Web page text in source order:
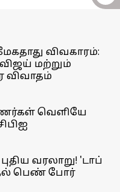
விவகாரம்:
மற்றும்
விவாதம்
வெளியே
வரலாறு! 'டாப்
பெண் போர்